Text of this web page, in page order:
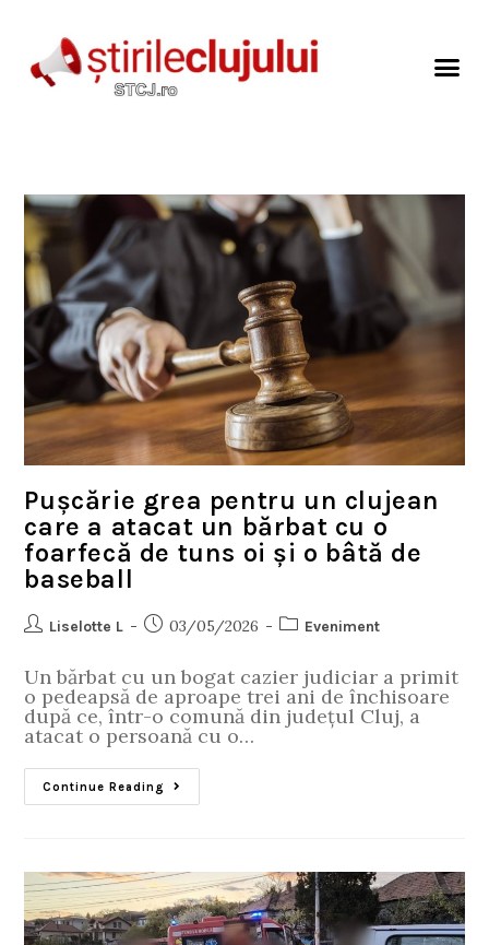
Pușcărie grea pentru un clujean
care a atacat un bărbat cu o
foarfecă de tuns oi și o bâtă de
baseball
Liselotte L 03/05/2026 Eveniment
Un bărbat cu un bogat cazier judiciar a primit
o pedeapsă de aproape trei ani de închisoare
după ce, într-o comună din județul Cluj, a
atacat o persoană cu o…
Continue Reading